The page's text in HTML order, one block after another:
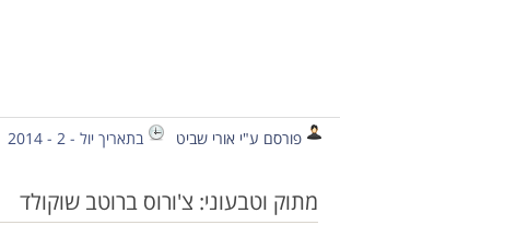
פורסם ע"י אורי שביט בתאריך יול - 2 - 2014
מתוק וטבעוני: צ'ורוס ברוטב שוקולד